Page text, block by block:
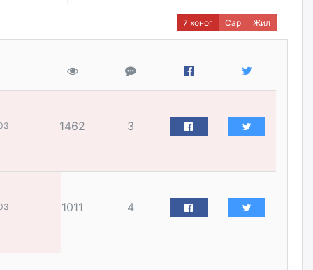
Өмгөөлөгч Б.Оюунбилэг:
"Урьхан" Б.Чинбат гэж хүн
бизнес хамтрагчаа гүтгэж
шалгуулж, торны цаана
суулгана гэх мэтээр дарамталдаг
уржигдар
Д.Амарбаясгалан:
нийлүүлэх ажлыг сэргээх
уржигдар
7 хоног Сар Жил
1462 3
1011 4